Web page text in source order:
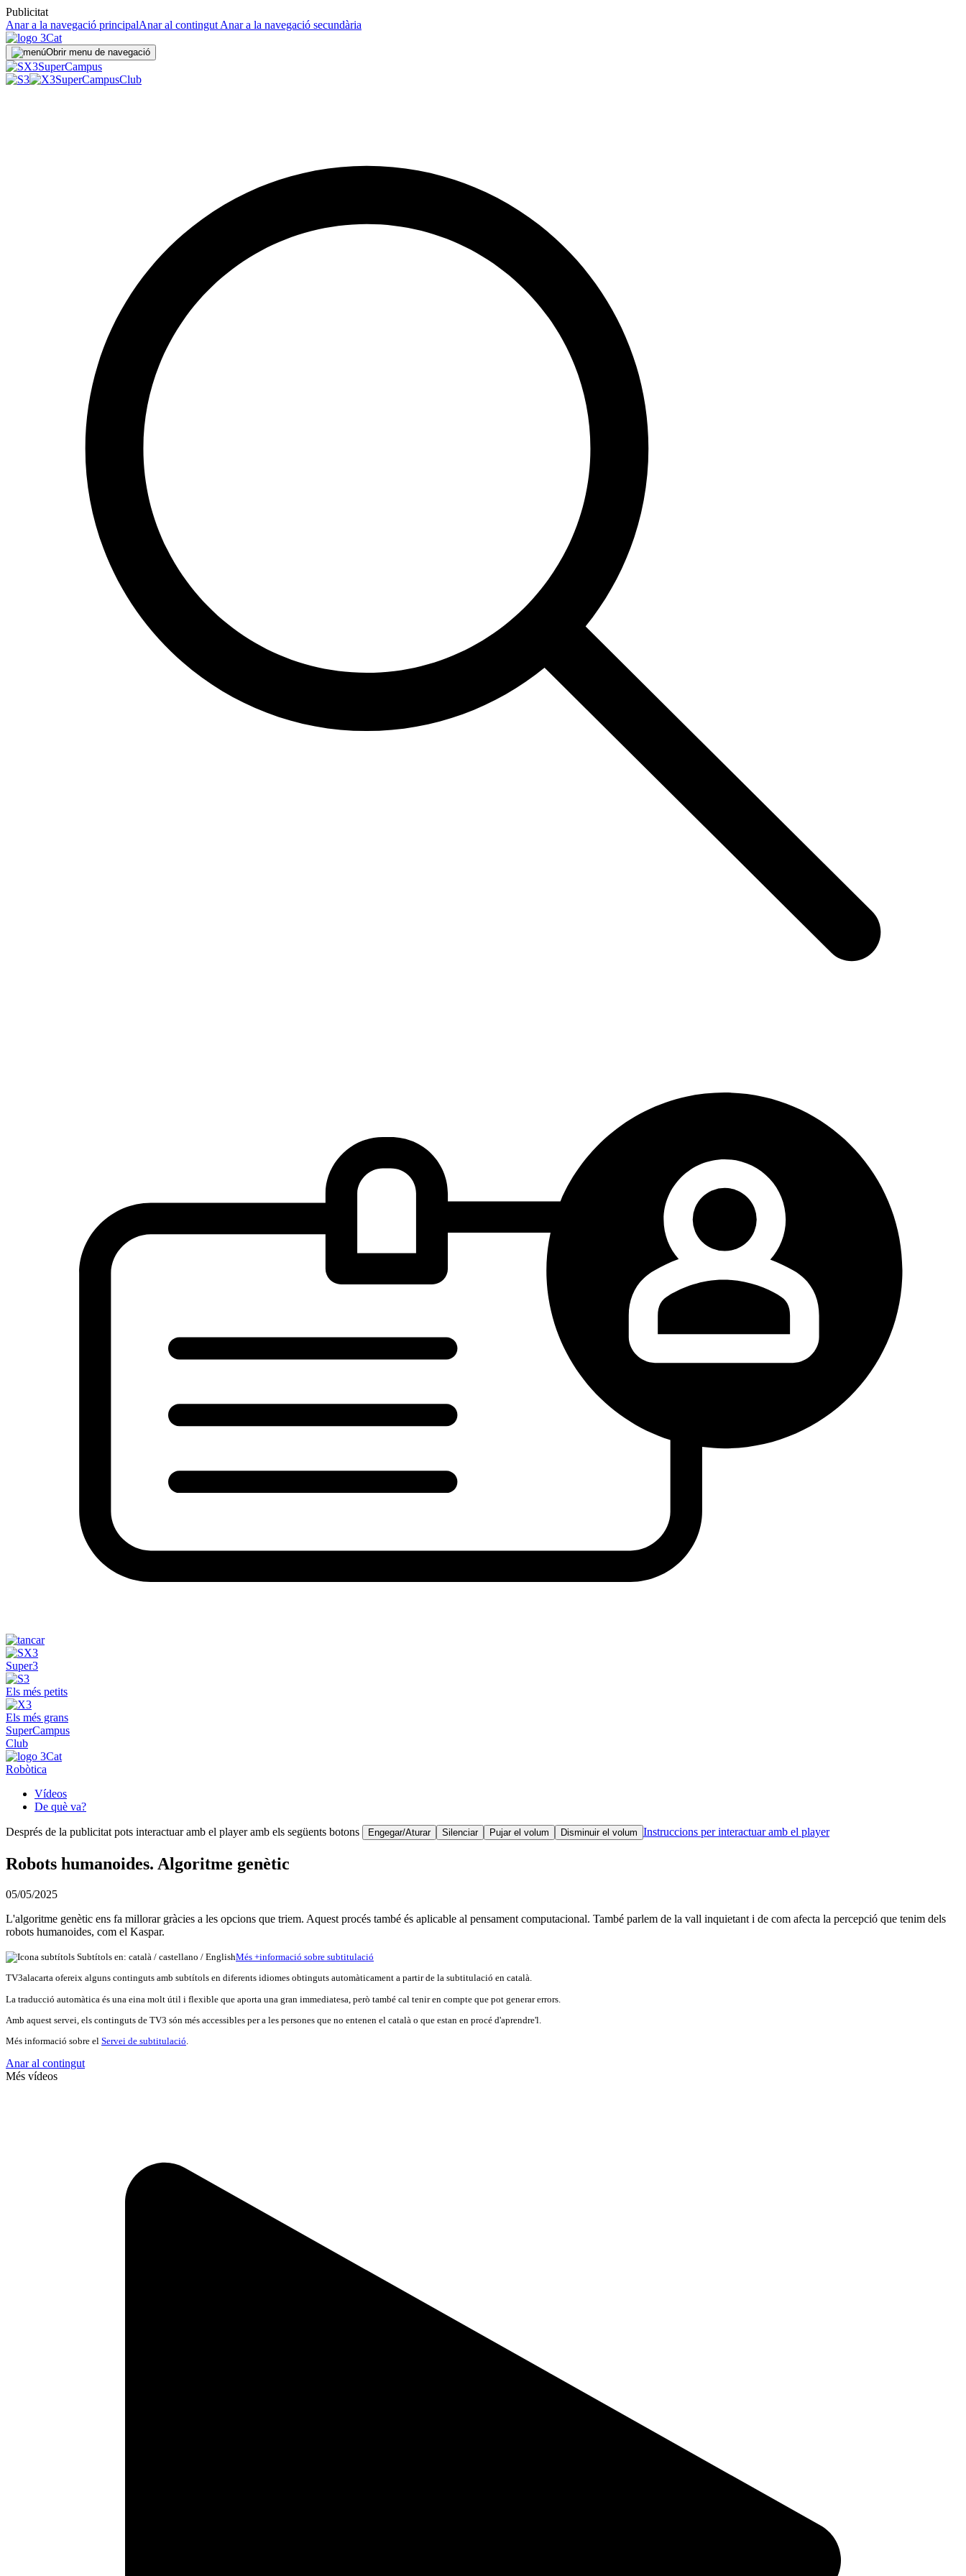
Publicitat
Anar a la navegació principalAnar al contingut Anar a la navegació secundària
Obrir menu de navegació
SuperCampus
SuperCampusClub
Super3
Els més petits
Els més grans
SuperCampus
Club
Robòtica
Vídeos
De què va?
Després de la publicitat pots interactuar amb el player amb els següents botons Engegar/Aturar Silenciar Pujar el volum Disminuir el volum Instruccions per interactuar amb el player
Robots humanoides. Algoritme genètic
05/05/2025
L'algoritme genètic ens fa millorar gràcies a les opcions que triem. Aquest procés també és aplicable al pensament computacional. També parlem de la vall inquietant i de com afecta la percepció que tenim dels
robots humanoides, com el Kaspar.
Subtítols en: català / castellano / EnglishMés +informació sobre subtitulació
TV3alacarta ofereix alguns continguts amb subtítols en diferents idiomes obtinguts automàticament a partir de la subtitulació en català.
La traducció automàtica és una eina molt útil i flexible que aporta una gran immediatesa, però també cal tenir en compte que pot generar errors.
Amb aquest servei, els continguts de TV3 són més accessibles per a les persones que no entenen el català o que estan en procé d'aprendre'l.
Més informació sobre el Servei de subtitulació.
Anar al contingut
Més vídeos